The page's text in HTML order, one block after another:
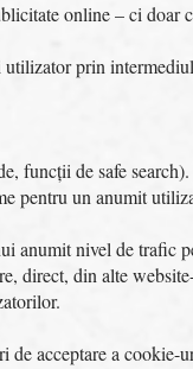
online – ci doar
utilizator prin
funcții de safe search).
pentru un anumit
anumit nivel de trafic
direct, din alte
acceptare a cookie-